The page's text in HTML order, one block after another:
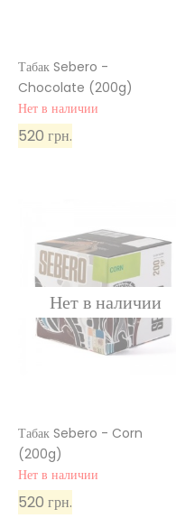
Табак Sebero -
Chocolate (200g)
Нет в наличии
520 грн.
Табак Sebero - Corn
(200g)
Нет в наличии
520 грн.